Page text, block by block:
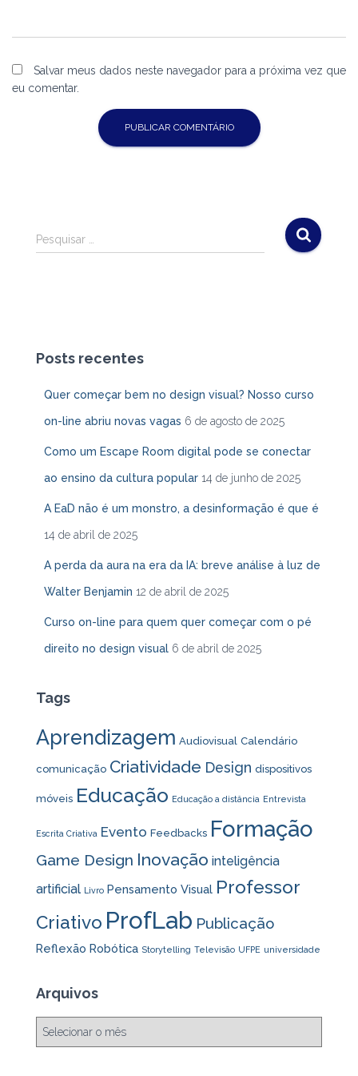
Salvar meus dados neste navegador para a próxima vez que
eu comentar.
P
e
a
Pesquisar …
Posts recentes
Quer começar bem no design visual? Nosso curso
on-line abriu novas vagas 6 de agosto de 2025
Como um Escape Room digital pode se conectar
ao ensino da cultura popular 14 de junho de 2025
A EaD não é um monstro, a desinformação é que é
14 de abril de 2025
A perda da aura na era da IA: breve análise à luz de
Walter Benjamin 12 de abril de 2025
Curso on-line para quem quer começar com o pé
direito no design visual 6 de abril de 2025
Tags
Aprendizagem Audiovisual Calendário
comunicação Criatividade Design dispositivos
móveis Educação Educação a distância Entrevista
Escrita Criativa Evento Feedbacks Formação
Game Design Inovação inteligência
artificial Livro Pensamento Visual Professor
Criativo ProfLab Publicação
Reflexão Robótica Storytelling Televisão UFPE universidade
Arquivos